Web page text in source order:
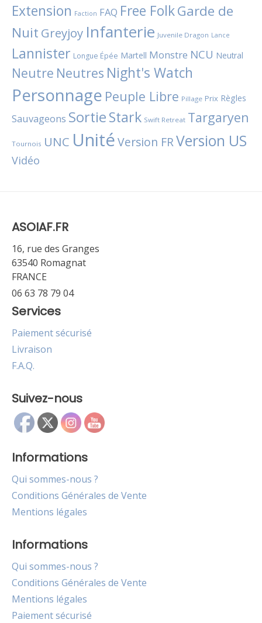
Extension Faction FAQ Free FolkGarde de
Nuit Greyjoy Infanterie Juvenile Dragon Lance
Lannister Longue Épée Martell Monstre NCU Neutral
Neutre Neutres Night's Watch
Personnage Peuple Libre Pillage Prix Règles
Sauvageons SortieStark Swift Retreat Targaryen
Tournois UNC UnitéVersion FRVersion US
Vidéo
ASOIAF.FR
16, rue des Granges
63540 Romagnat
FRANCE
06 63 78 79 04
Services
Paiement sécurisé
Livraison
F.A.Q.
Suivez-nous
Informations
Qui sommes-nous ?
Conditions Générales de Vente
Mentions légales
Informations
Qui sommes-nous ?
Conditions Générales de Vente
Mentions légales
Paiement sécurisé